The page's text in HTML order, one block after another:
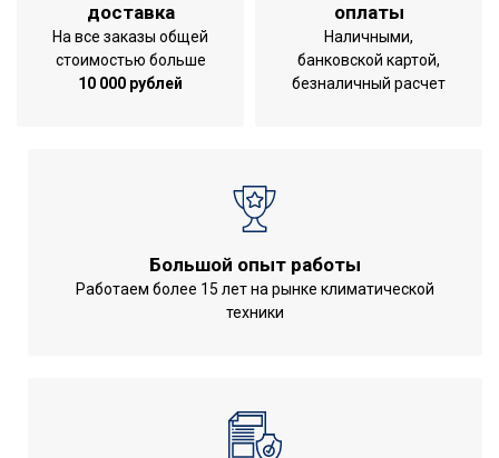
Комфорт
Режим 'Эффект пламени'
(без обогрева)
Да
Срок службы
2 года
Да
перегрева;Индикация
доставка
На все заказы общей
стоимостью больше
10 000 рублей
оплаты
Наличными,
банковской картой,
безналичный расчет
Большой опыт работы
Работаем более 15 лет на рынке климатической
техники